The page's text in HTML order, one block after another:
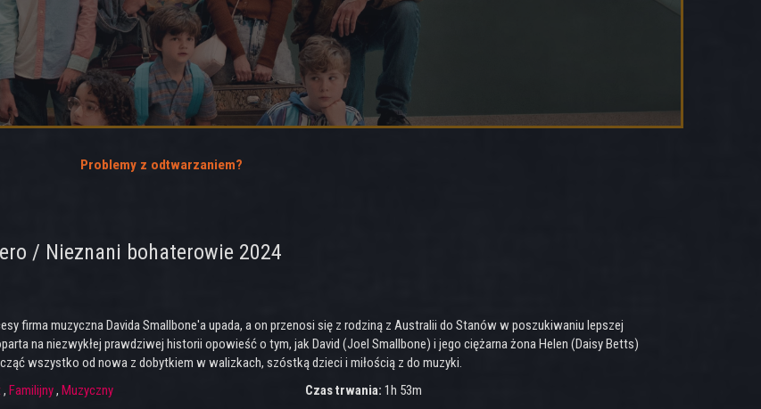
Problemy z odtwarzaniem?
/ Nieznani bohaterowie 2024
firma muzyczna Davida Smallbone'a upada, a on przenosi się z rodziną z Australii do Stanów w poszukiwaniu lepszej
na niezwykłej prawdziwej historii opowieść o tym, jak David (Joel Smallbone) i jego ciężarna żona Helen (Daisy Betts)
wszystko od nowa z dobytkiem w walizkach, szóstką dzieci i miłością z do muzyki.
, Familijny, Muzyczny
Czas trwania: 1h 53m